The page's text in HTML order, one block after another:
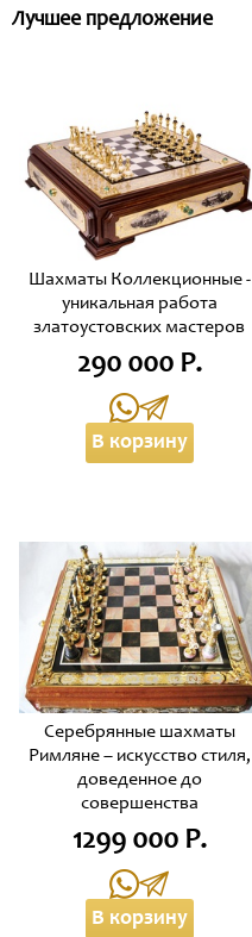
Лучшее предложение
Шахматы Коллекционные -
уникальная работа
златоустовских мастеров
290 000 Р.
В корзину
Серебрянные шахматы
Римляне – искусство стиля,
доведенное до
совершенства
1299 000 Р.
В корзину